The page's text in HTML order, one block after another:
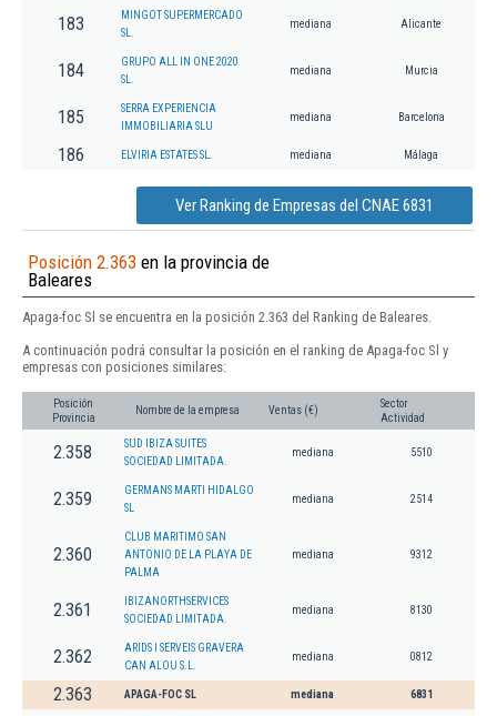
183
MINGOT SUPERMERCADO
SL.
mediana Alicante
184
GRUPO ALL IN ONE 2020
SL.
mediana Murcia
185
SERRA EXPERIENCIA
IMMOBILIARIA SLU
mediana Barcelona
186 ELVIRIA ESTATES SL. mediana Málaga
Ver Ranking de Empresas del CNAE 6831
Posición 2.363 en la provincia de
Baleares
Apaga-foc Sl se encuentra en la posición 2.363 del Ranking de Baleares.
A continuación podrá consultar la posición en el ranking de Apaga-foc Sl y
empresas con posiciones similares:
Posición
Provincia
Nombre de la empresa Ventas (€)
Sector
Actividad
2.358
SUD IBIZA SUITES
SOCIEDAD LIMITADA.
mediana 5510
2.359
GERMANS MARTI HIDALGO
SL
mediana 2514
2.360
CLUB MARITIMO SAN
ANTONIO DE LA PLAYA DE
PALMA
mediana 9312
2.361
IBIZANORTHSERVICES
SOCIEDAD LIMITADA.
mediana 8130
2.362
ARIDS I SERVEIS GRAVERA
CAN ALOU S.L.
mediana 0812
2.363 APAGA-FOC SL mediana 6831